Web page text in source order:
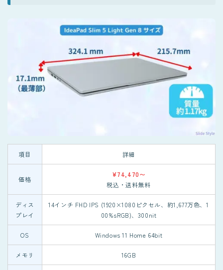
項目 詳細
価格
¥74,470〜
税込・送料無料
ディス
プレイ
14インチ FHD IPS (1920×1080ピクセル、約1,677万色、1
00%sRGB)、300nit
OS Windows 11 Home 64bit
メモリ 16GB